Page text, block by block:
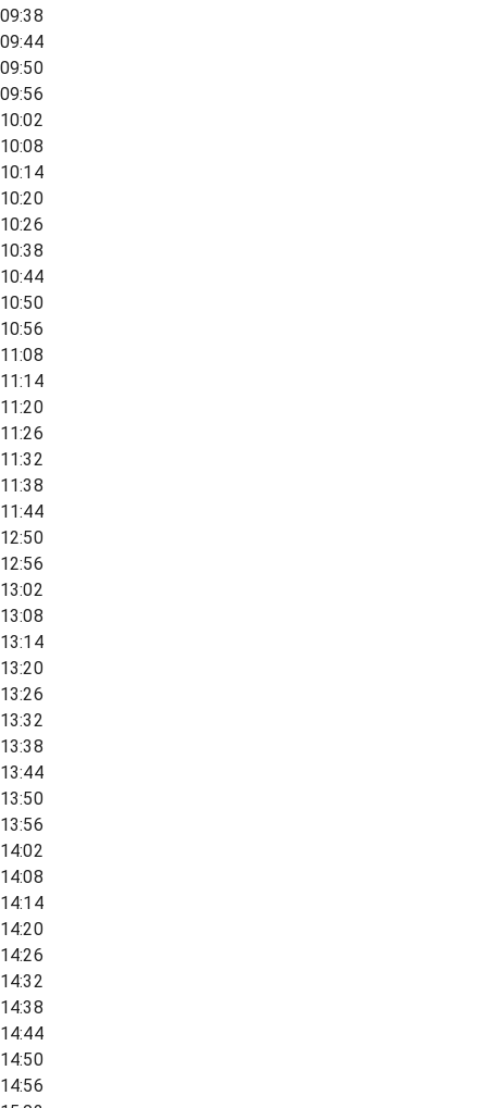
09:38
09:44
09:50
09:56
10:02
10:08
10:14
10:20
10:26
10:38
10:44
10:50
10:56
11:08
11:14
11:20
11:26
11:32
11:38
11:44
12:50
12:56
13:02
13:08
13:14
13:20
13:26
13:32
13:38
13:44
13:50
13:56
14:02
14:08
14:14
14:20
14:26
14:32
14:38
14:44
14:50
14:56